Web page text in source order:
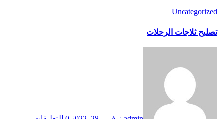
Uncategorized
تصليح ثلاجات الرحلات